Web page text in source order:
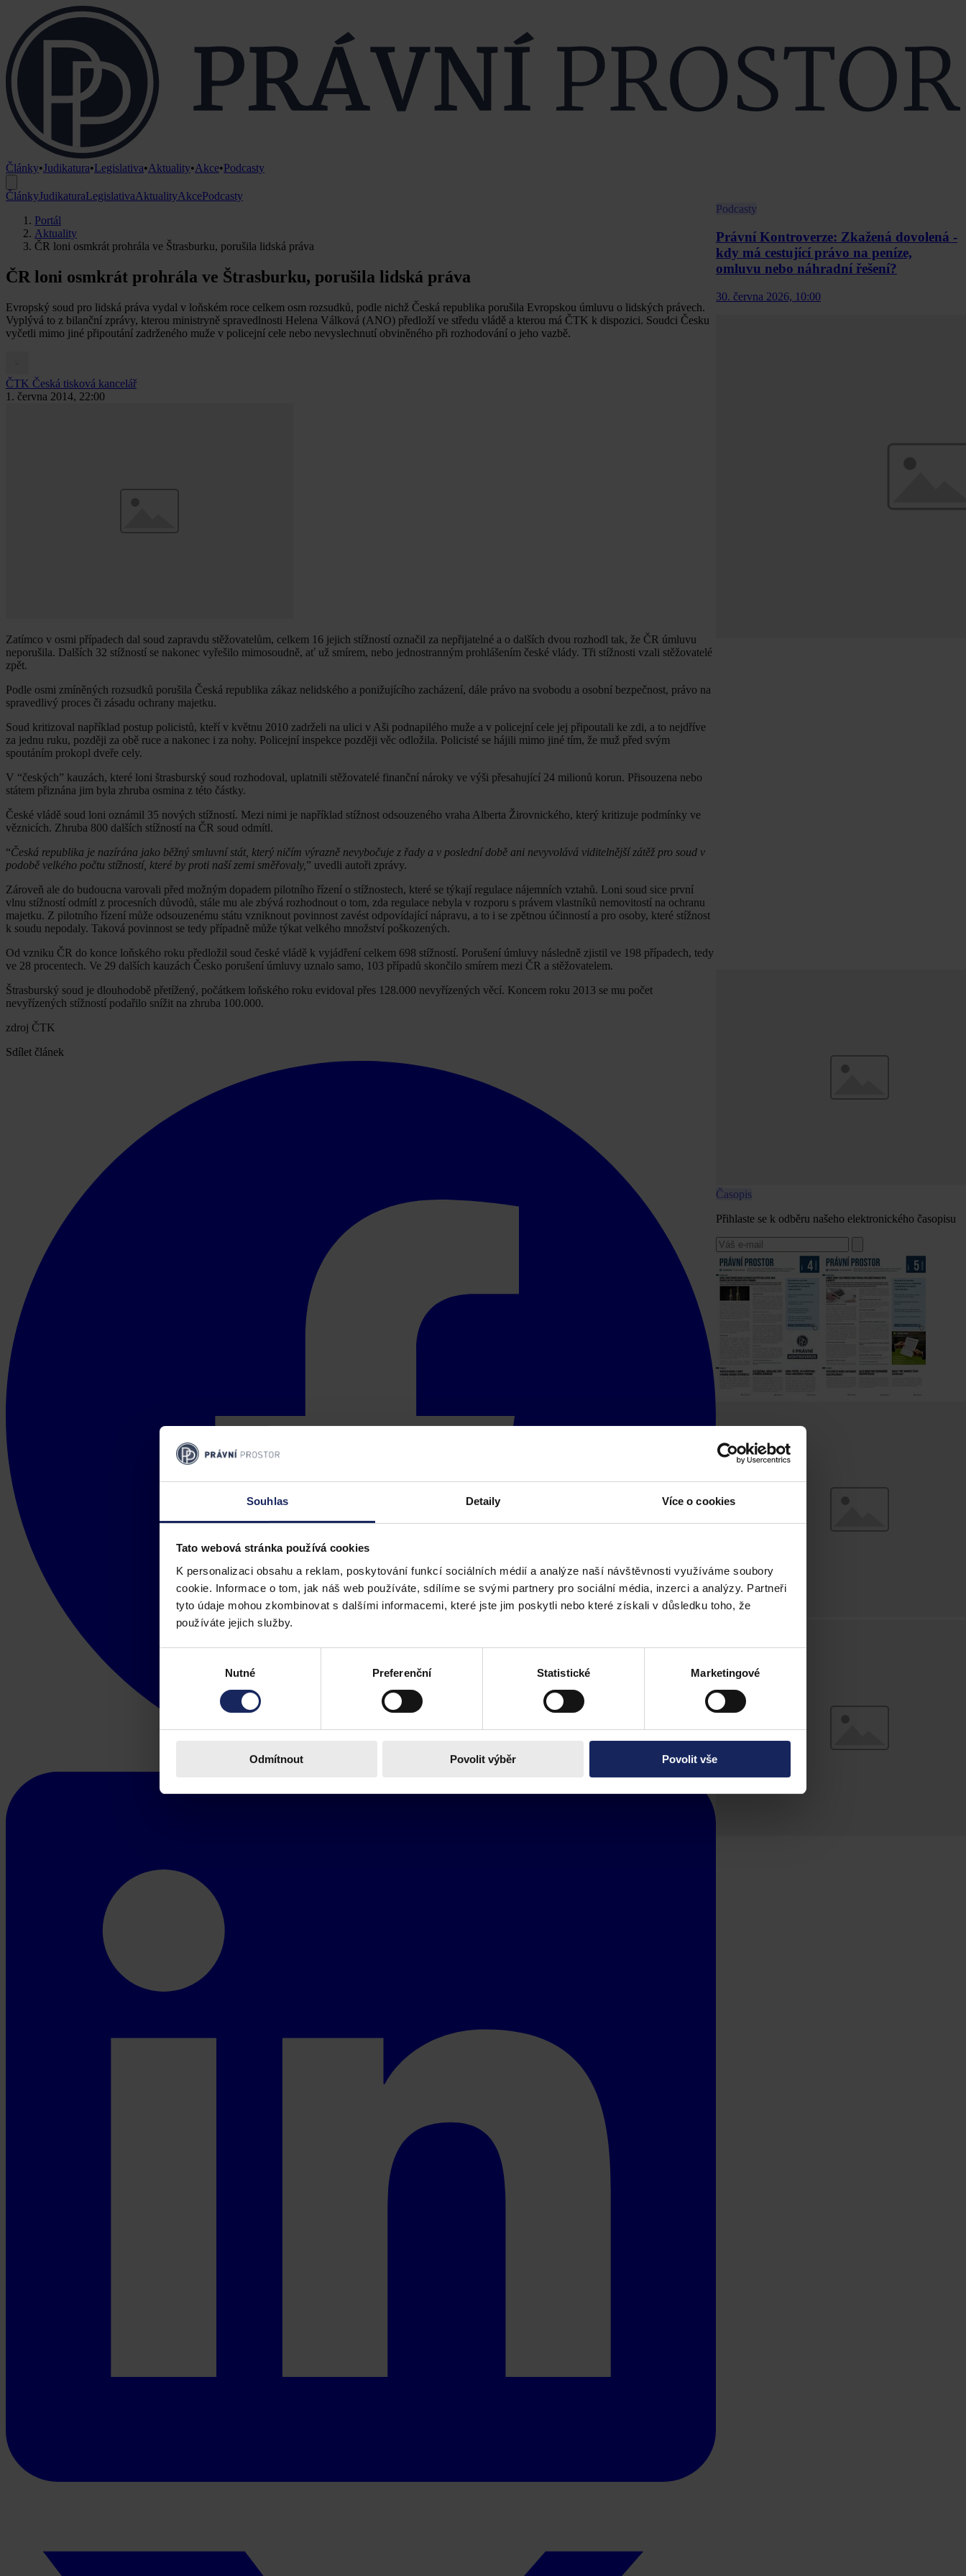
Souhlas Detaily Více o cookies
Tato webová stránka používá cookies
K personalizaci obsahu a reklam, poskytování funkcí sociálních médií a analýze naší návštěvnosti využíváme soubory
cookie. Informace o tom, jak náš web používáte, sdílíme se svými partnery pro sociální média, inzerci a analýzy. Partneři
tyto údaje mohou zkombinovat s dalšími informacemi, které jste jim poskytli nebo které získali v důsledku toho, že
používáte jejich služby.
Nutné Preferenční Statistické Marketingové
Odmítnout Povolit výběr Povolit vše
Články•Judikatura•Legislativa•Aktuality•Akce•Podcasty
ČlánkyJudikaturaLegislativaAktualityAkcePodcasty
Portál
Aktuality
ČR loni osmkrát prohrála ve Štrasburku, porušila lidská práva
ČR loni osmkrát prohrála ve Štrasburku, porušila lidská práva
Evropský soud pro lidská práva vydal v loňském roce celkem osm rozsudků, podle nichž Česká republika porušila Evropskou úmluvu o lidských právech.
Vyplývá to z bilanční zprávy, kterou ministryně spravedlnosti Helena Válková (ANO) předloží ve středu vládě a kterou má ČTK k dispozici. Soudci Česku
vyčetli mimo jiné připoutání zadrženého muže v policejní cele nebo nevyslechnutí obviněného při rozhodování o jeho vazbě.
ČTK Česká tisková kancelář
1. června 2014, 22:00
Zatímco v osmi případech dal soud zapravdu stěžovatelům, celkem 16 jejich stížností označil za nepřijatelné a o dalších dvou rozhodl tak, že ČR úmluvu
neporušila. Dalších 32 stížností se nakonec vyřešilo mimosoudně, ať už smírem, nebo jednostranným prohlášením české vlády. Tři stížnosti vzali stěžovatelé
zpět.
Podle osmi zmíněných rozsudků porušila Česká republika zákaz nelidského a ponižujícího zacházení, dále právo na svobodu a osobní bezpečnost, právo na
spravedlivý proces či zásadu ochrany majetku.
Soud kritizoval například postup policistů, kteří v květnu 2010 zadrželi na ulici v Aši podnapilého muže a v policejní cele jej připoutali ke zdi, a to nejdříve
za jednu ruku, později za obě ruce a nakonec i za nohy. Policejní inspekce později věc odložila. Policisté se hájili mimo jiné tím, že muž před svým
spoutáním prokopl dveře cely.
V “českých” kauzách, které loni štrasburský soud rozhodoval, uplatnili stěžovatelé finanční nároky ve výši přesahující 24 milionů korun. Přisouzena nebo
státem přiznána jim byla zhruba osmina z této částky.
České vládě soud loni oznámil 35 nových stížností. Mezi nimi je například stížnost odsouzeného vraha Alberta Žirovnického, který kritizuje podmínky ve
věznicích. Zhruba 800 dalších stížností na ČR soud odmítl.
“Česká republika je nazírána jako běžný smluvní stát, který ničím výrazně nevybočuje z řady a v poslední době ani nevyvolává viditelnější zátěž pro soud v
podobě velkého počtu stížností, které by proti naší zemi směřovaly, ” uvedli autoři zprávy.
Zároveň ale do budoucna varovali před možným dopadem pilotního řízení o stížnostech, které se týkají regulace nájemních vztahů. Loni soud sice první
vlnu stížností odmítl z procesních důvodů, stále mu ale zbývá rozhodnout o tom, zda regulace nebyla v rozporu s právem vlastníků nemovitostí na ochranu
majetku. Z pilotního řízení může odsouzenému státu vzniknout povinnost zavést odpovídající nápravu, a to i se zpětnou účinností a pro osoby, které stížnost
k soudu nepodaly. Taková povinnost se tedy případně může týkat velkého množství poškozených.
Od vzniku ČR do konce loňského roku předložil soud české vládě k vyjádření celkem 698 stížností. Porušení úmluvy následně zjistil ve 198 případech, tedy
ve 28 procentech. Ve 29 dalších kauzách Česko porušení úmluvy uznalo samo, 103 případů skončilo smírem mezi ČR a stěžovatelem.
Štrasburský soud je dlouhodobě přetížený, počátkem loňského roku evidoval přes 128.000 nevyřízených věcí. Koncem roku 2013 se mu počet
nevyřízených stížností podařilo snížit na zhruba 100.000.
zdroj ČTK
Sdílet článek
Podcasty
Právní Kontroverze: Zkažená dovolená -
kdy má cestující právo na peníze,
omluvu nebo náhradní řešení?
30. června 2026, 10:00
Časopis
Přihlaste se k odběru našeho elektronického časopisu